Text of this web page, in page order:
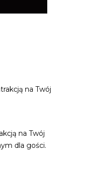
na Twój
na Twój
dla gości.